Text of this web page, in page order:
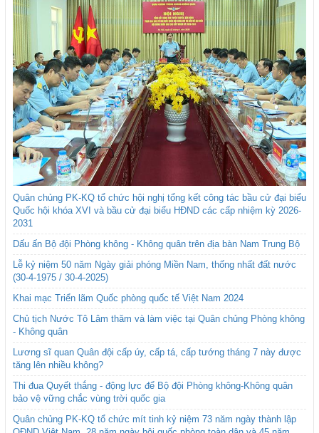
Quân chủng PK-KQ tổ chức hội nghị tổng kết công tác bầu cử đại biểu
Quốc hội khóa XVI và bầu cử đại biểu HĐND các cấp nhiệm kỳ 2026-
2031
Dấu ấn Bộ đội Phòng không - Không quân trên địa bàn Nam Trung Bộ
Lễ kỷ niệm 50 năm Ngày giải phóng Miền Nam, thống nhất đất nước
(30-4-1975 / 30-4-2025)
Khai mạc Triển lãm Quốc phòng quốc tế Việt Nam 2024
Chủ tịch Nước Tô Lâm thăm và làm việc tại Quân chủng Phòng không
- Không quân
Lương sĩ quan Quân đội cấp úy, cấp tá, cấp tướng tháng 7 này được
tăng lên nhiều không?
Thi đua Quyết thắng - động lực để Bộ đội Phòng không-Không quân
bảo vệ vững chắc vùng trời quốc gia
Quân chủng PK-KQ tổ chức mít tinh kỷ niệm 73 năm ngày thành lập